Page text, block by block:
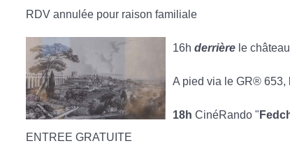
RDV annulée pour raison familiale
16h derrière le
A pied via le GR® 653,
18h CinéRando "
ENTREE GRATUITE